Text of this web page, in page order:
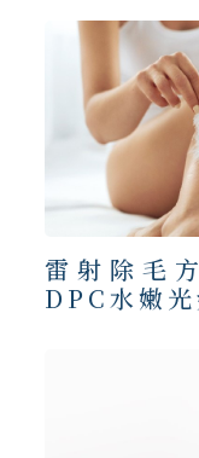
雷射除毛
DPC水嫩